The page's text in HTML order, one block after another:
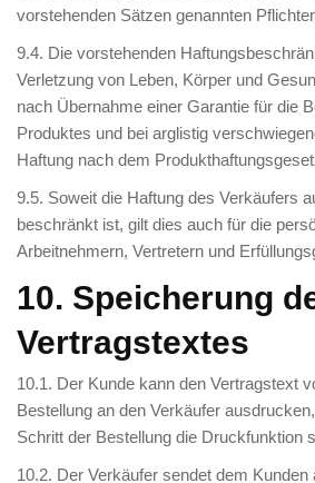
vorstehenden Sätzen genannten
9.4. Die vorstehenden
Verletzung von Leben, Körper und
nach Übernahme einer Garantie für die
Produktes und bei arglistig
Haftung nach dem
9.5. Soweit die Haftung des Verkäufers
beschränkt ist, gilt dies auch für die
Arbeitnehmern, Vertretern und
10. Speicherung
Vertragstextes
10.1. Der Kunde kann den Vertragstext
Bestellung an den Verkäufer
Schritt der Bestellung die Druckfunktion
10.2. Der Verkäufer sendet dem Kunden